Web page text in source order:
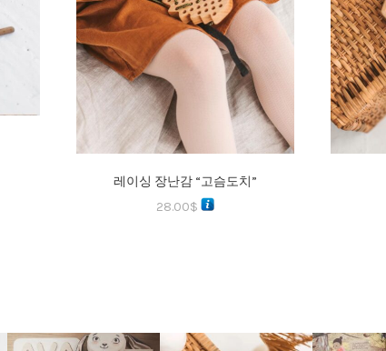
레이싱 장난감 “고슴도치”
28.00$